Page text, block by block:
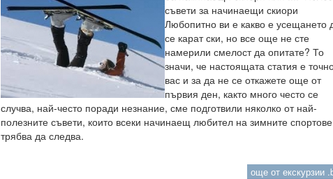
съвети за начинаещи скиори
Любопитно ви е какво е усещането
се карат ски, но все още не сте
намерили смелост да опитате? То
значи, че настоящата статия е
вас и за да не се откажете още от
първия ден, както много често се
случва, най-често поради незнание, сме подготвили няколко от най-
полезните съвети, които всеки начинаещ любител на зимните спортове
трябва да следва.
още от екскурзии